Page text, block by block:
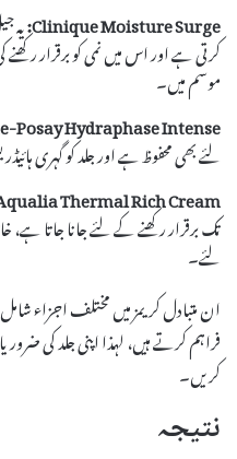
Clinique Moisture Surge:یہ
کرتی ہے اور اس میں نمی کو برقرار
موسم میں۔
Posay Hydraphase Intense:
لئے بھی محفوظ ہے اور جلد کو گہری
Thermal Rich Cream:
تک برقرار رکھنے کے لئے جانا جاتا
لئے۔
ان متبادل کریمز میں مختلف اجزاء
فراہم کرتے ہیں، لہذا اپنی جلد کی
کریں۔
نتیجہ